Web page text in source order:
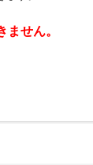
せん。